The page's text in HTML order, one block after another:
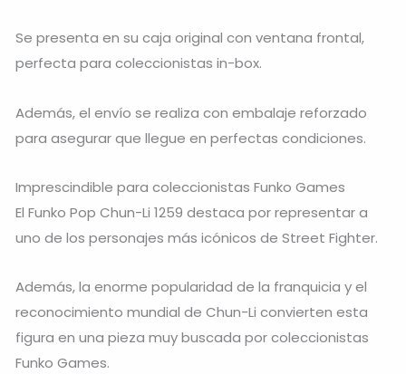
Se presenta en su caja original con ventana frontal,
perfecta para coleccionistas in-box.
Además, el envío se realiza con embalaje reforzado
para asegurar que llegue en perfectas condiciones.
Imprescindible para coleccionistas Funko Games
El Funko Pop Chun-Li 1259 destaca por representar a
uno de los personajes más icónicos de Street Fighter.
Además, la enorme popularidad de la franquicia y el
reconocimiento mundial de Chun-Li convierten esta
figura en una pieza muy buscada por coleccionistas
Funko Games.